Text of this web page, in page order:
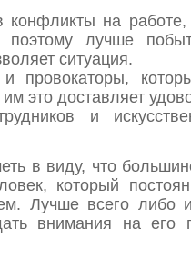
конфликты на работе,
лучше
ситуация.
провокаторы,
им это доставляет
и
в виду, что
который
Лучше всего либо
внимания на его